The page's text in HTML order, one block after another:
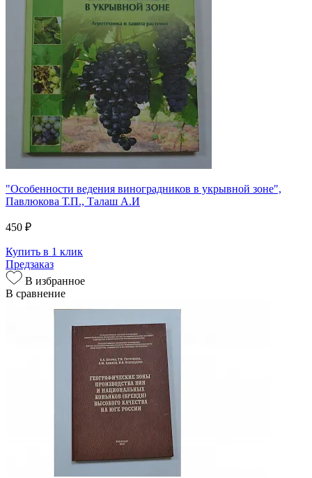
"Особенности ведения виноградников в укрывной зоне",
Павлюкова Т.П., Талаш А.И
450 ₽
Купить в 1 клик
Предзаказ
В избранное
В сравнение